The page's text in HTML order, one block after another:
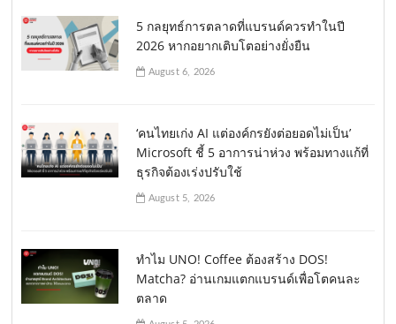
5 กลยุทธ์การตลาดที่แบรนด์ควรทำในปี
2026 หากอยากเติบโตอย่างยั่งยืน
August 6, 2026
‘คนไทยเก่ง AI แต่องค์กรยังต่อยอดไม่เป็น’
Microsoft ชี้ 5 อาการน่าห่วง พร้อมทางแก้ที่
ธุรกิจต้องเร่งปรับใช้
August 5, 2026
ทำไม UNO! Coffee ต้องสร้าง DOS!
Matcha? อ่านเกมแตกแบรนด์เพื่อโตคนละ
ตลาด